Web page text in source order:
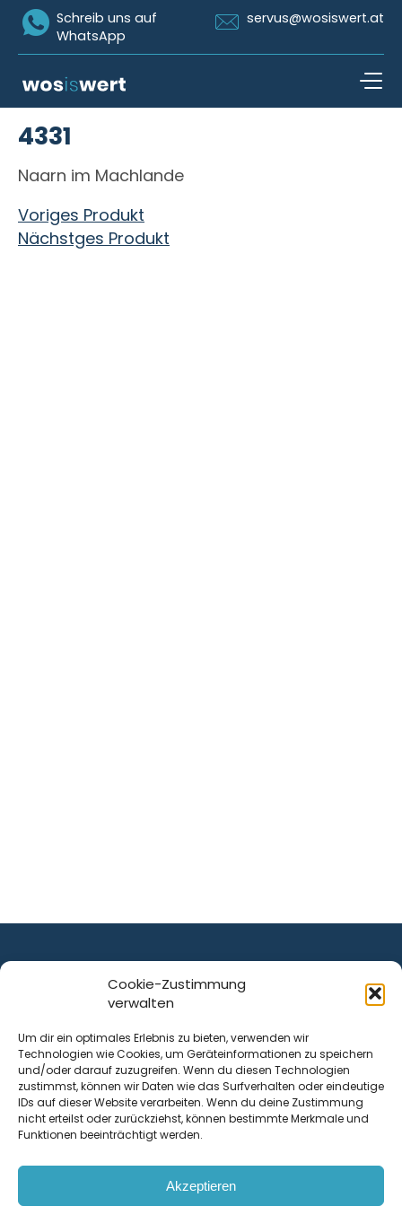
Cookie-Zustimmung
verwalten
Um dir ein optimales Erlebnis zu bieten, verwenden wir
Technologien wie Cookies, um Geräteinformationen zu speichern
und/oder darauf zuzugreifen. Wenn du diesen Technologien
zustimmst, können wir Daten wie das Surfverhalten oder eindeutige
IDs auf dieser Website verarbeiten. Wenn du deine Zustimmung
nicht erteilst oder zurückziehst, können bestimmte Merkmale und
Funktionen beeinträchtigt werden.
Akzeptieren
Icon Whatsapp
Schreib uns auf
WhatsApp
Icon Email
servus@wosiswert.at
4331
Naarn im Machlande
Beitragsnavigation
Voriges Produkt
Nächstges Produkt
ist ein Service von
Krenn Real GmbH
Tischlerstraße 12
4050Traun| Österreich
Kontakt